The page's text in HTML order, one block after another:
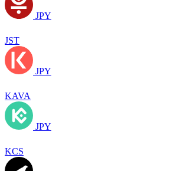
JPY
JST
JPY
KAVA
JPY
KCS